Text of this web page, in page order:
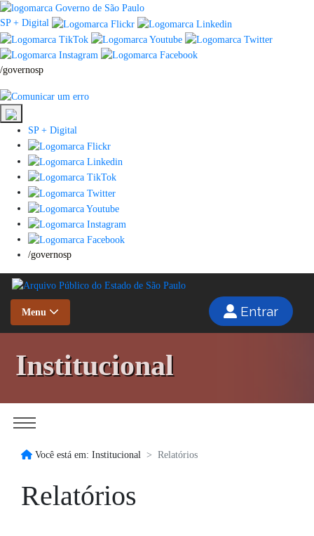
SP + Digital
/governosp
SP + Digital
/governosp
Menu Entrar
Institucional
Você está em: Institucional Relatórios
Relatórios